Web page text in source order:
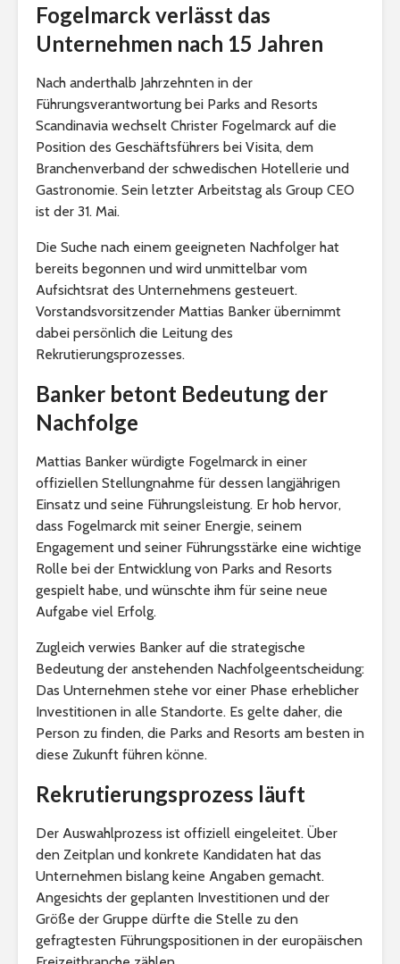
Fogelmarck verlässt das
Unternehmen nach 15 Jahren
Nach anderthalb Jahrzehnten in der
Führungsverantwortung bei Parks and Resorts
Scandinavia wechselt Christer Fogelmarck auf die
Position des Geschäftsführers bei Visita, dem
Branchenverband der schwedischen Hotellerie und
Gastronomie. Sein letzter Arbeitstag als Group CEO
ist der 31. Mai.
Die Suche nach einem geeigneten Nachfolger hat
bereits begonnen und wird unmittelbar vom
Aufsichtsrat des Unternehmens gesteuert.
Vorstandsvorsitzender Mattias Banker übernimmt
dabei persönlich die Leitung des
Rekrutierungsprozesses.
Banker betont Bedeutung der
Nachfolge
Mattias Banker würdigte Fogelmarck in einer
offiziellen Stellungnahme für dessen langjährigen
Einsatz und seine Führungsleistung. Er hob hervor,
dass Fogelmarck mit seiner Energie, seinem
Engagement und seiner Führungsstärke eine wichtige
Rolle bei der Entwicklung von Parks and Resorts
gespielt habe, und wünschte ihm für seine neue
Aufgabe viel Erfolg.
Zugleich verwies Banker auf die strategische
Bedeutung der anstehenden Nachfolgeentscheidung:
Das Unternehmen stehe vor einer Phase erheblicher
Investitionen in alle Standorte. Es gelte daher, die
Person zu finden, die Parks and Resorts am besten in
diese Zukunft führen könne.
Rekrutierungsprozess läuft
Der Auswahlprozess ist offiziell eingeleitet. Über
den Zeitplan und konkrete Kandidaten hat das
Unternehmen bislang keine Angaben gemacht.
Angesichts der geplanten Investitionen und der
Größe der Gruppe dürfte die Stelle zu den
gefragtesten Führungspositionen in der europäischen